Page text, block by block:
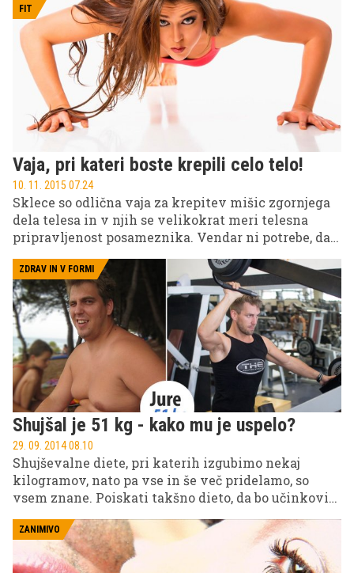
pričakovanja eno, realnost pa nekaj povsem
drugega. Ker rezultatov po nekaj tednih ni od
nikoder ali pa so prevelike spremembe preveč
stresne, začetna zagnanost hitro zbledi in spet smo
na začetku. A naj bo tokrat drugače; nikar ne
obupajte, ampak najdite motivacijo in vztrajajte!
FIT
Vaja, pri kateri boste krepili celo telo!
10. 11. 2015 07.24
Sklece so odlična vaja za krepitev mišic zgornjega
dela telesa in v njih se velikokrat meri telesna
pripravljenost posameznika. Vendar ni potrebe, da
najboljši. Če jih nekaj časa niste delali ali ste zadnje
čase nekoliko pozabili na telesno vadbo, se jih lotite
počasi in jih izvajajte pravilno. V nadaljevanju
preberite, kakšno vadbo si zastaviti, da bi dosegli
zavidljivo število 100 sklec.
ZDRAV IN V FORMI
Shujšal je 51 kg - kako mu je uspelo?
29. 09. 2014 08.10
Shujševalne diete, pri katerih izgubimo nekaj
kilogramov, nato pa vse in še več pridelamo, so
vsem znane. Poiskati takšno dieto, da bo učinkovita
poplavi raznovrstnih člankov in nasvetov na
spletu težko izluščiti. Poglejte, kako je uspelo 30-
letnemu Juretu shujšati kar 51 kilogramov! THE
ZANIMIVO